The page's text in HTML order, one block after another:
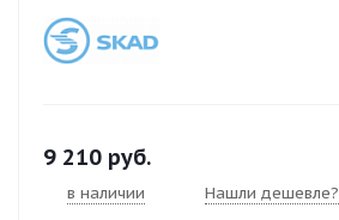
9 210 руб.
в наличии Нашли дешевле?